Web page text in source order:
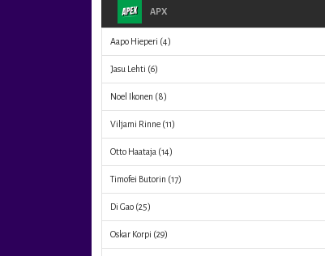
APX
Aapo Hieperi (4)
Jasu Lehti (6)
Noel Ikonen (8)
Viljami Rinne (11)
Otto Haataja (14)
Timofei Butorin (17)
Di Gao (25)
Oskar Korpi (29)